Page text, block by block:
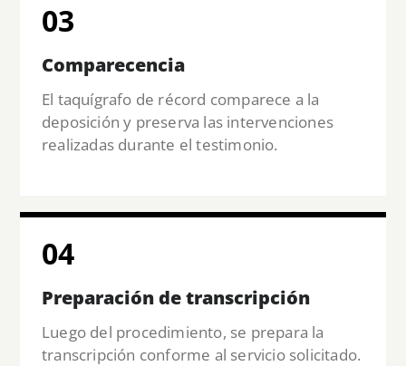
03
Comparecencia
El taquígrafo de récord comparece a la
deposición y preserva las intervenciones
realizadas durante el testimonio.
04
Preparación de transcripción
Luego del procedimiento, se prepara la
transcripción conforme al servicio solicitado.